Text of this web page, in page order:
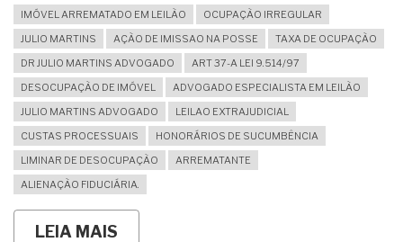
IMÓVEL ARREMATADO EM LEILÃO
OCUPAÇÃO IRREGULAR
JULIO MARTINS
AÇÃO DE IMISSAO NA POSSE
TAXA DE OCUPAÇÃO
DR JULIO MARTINS ADVOGADO
ART 37-A LEI 9.514/97
DESOCUPAÇÃO DE IMÓVEL
ADVOGADO ESPECIALISTA EM LEILÃO
JULIO MARTINS ADVOGADO
LEILAO EXTRAJUDICIAL
CUSTAS PROCESSUAIS
HONORÁRIOS DE SUCUMBÊNCIA
LIMINAR DE DESOCUPAÇÃO
ARREMATANTE
ALIENAÇÃO FIDUCIÁRIA.
LEIA MAIS